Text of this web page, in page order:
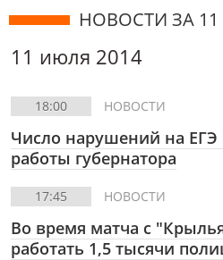
НОВОСТИ ЗА
11 июля 2014
18:00 НОВОСТИ
Число нарушений на ЕГЭ
работы губернатора
17:45 НОВОСТИ
Во время матча с
работать 1,5 тысячи